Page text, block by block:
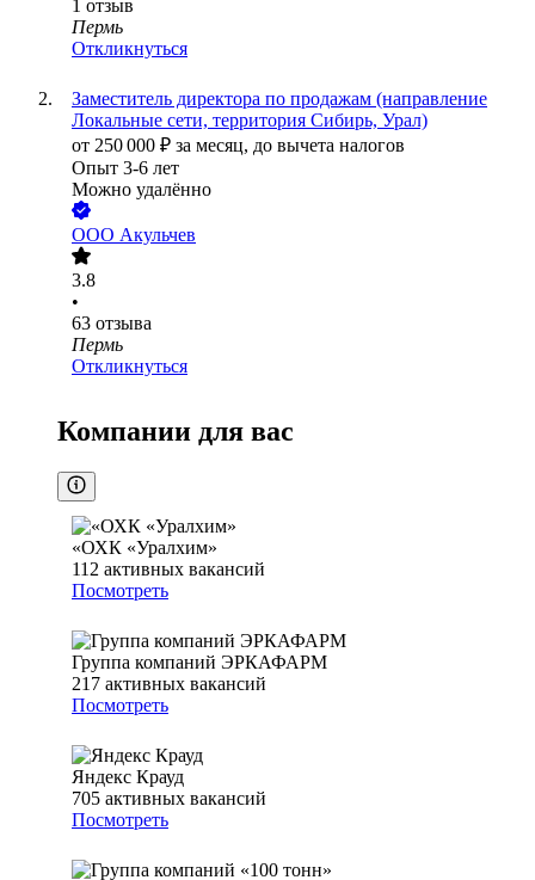
1 отзыв
Пермь
Откликнуться
Заместитель директора по продажам (направление
Локальные сети, территория Сибирь, Урал)
от 250 000 ₽ за месяц, до вычета налогов
Опыт 3-6 лет
Можно удалённо
ООО Акульчев
3.8
•
63 отзыва
Пермь
Откликнуться
Компании для вас
«ОХК «Уралхим»
112 активных вакансий
Посмотреть
Группа компаний ЭРКАФАРМ
217 активных вакансий
Посмотреть
Яндекс Крауд
705 активных вакансий
Посмотреть